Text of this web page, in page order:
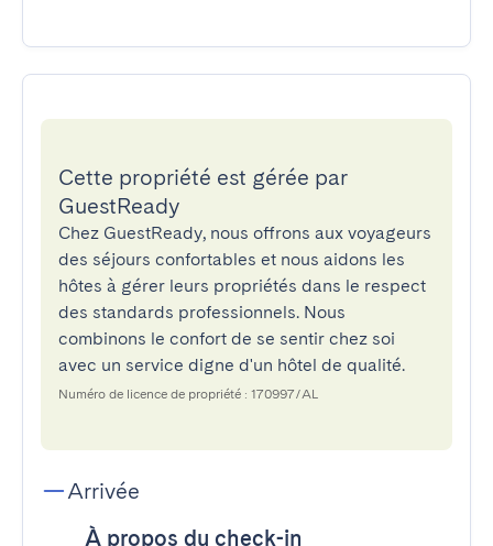
Cette propriété est gérée par
GuestReady
Chez GuestReady, nous offrons aux voyageurs
des séjours confortables et nous aidons les
hôtes à gérer leurs propriétés dans le respect
des standards professionnels. Nous
combinons le confort de se sentir chez soi
avec un service digne d'un hôtel de qualité.
Numéro de licence de propriété : 170997/AL
Arrivée
À propos du check-in